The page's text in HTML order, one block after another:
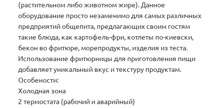
(растительном либо животном жире). Данное
оборудование просто незаменимо для самых различных
предприятий общепита, предлагающих своим гостям
такие блюда, как картофель-фри, котлеты по-киевски,
бекон во фритюре, морепродукты, изделия из теста.
Использование фритюрницы для приготовления пищи
добавляет уникальный вкус и текстуру продуктам.
Особености:
Холодная зона
2 термостата (рабочий и аварийный)